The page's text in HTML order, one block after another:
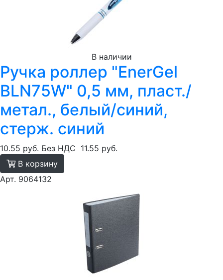
В наличии
Ручка роллер "EnerGel
BLN75W" 0,5 мм, пласт./
метал., белый/синий,
стерж. синий
10.55 руб. Без НДС 11.55 руб.
В корзину
Арт. 9064132